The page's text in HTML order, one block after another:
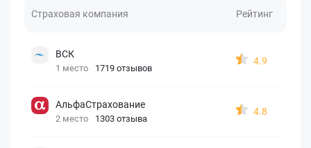
Страховая компания Рейтинг
ВСК
1 место 1719 отзывов
4.9
АльфаСтрахование
2 место 1303 отзыва
4.8